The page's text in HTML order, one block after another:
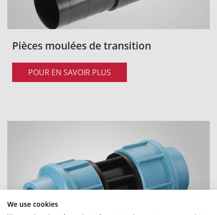
We use cookies
Pièces moulées de transition
POUR EN SAVOIR PLUS